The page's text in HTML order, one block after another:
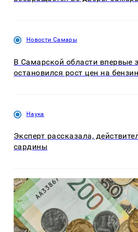
Новости Самары
В Самарской области впервые
остановился рост цен на бензин
Наука
Эксперт рассказала,
сардины